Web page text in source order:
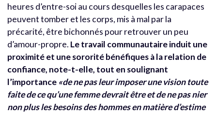
heures d’entre-soi au cours desquelles les carapaces
peuvent tomber et les corps, mis à mal par la
précarité, être bichonnés pour retrouver un peu
d’amour-propre. Le travail communautaire induit une
proximité et une sororité bénéfiques à la relation de
confiance, note-t-elle, tout en soulignant
l’importance «de ne pas leur imposer une vision toute
faite de ce qu’une femme devrait être et de ne pas nier
non plus les besoins des hommes en matière d’estime